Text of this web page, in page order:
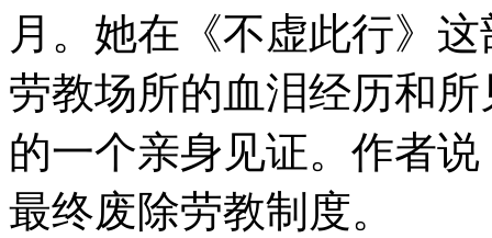
月。她在《不虚此行》
劳教场所的血泪经历和
的一个亲身见证。作者
最终废除劳教制度。